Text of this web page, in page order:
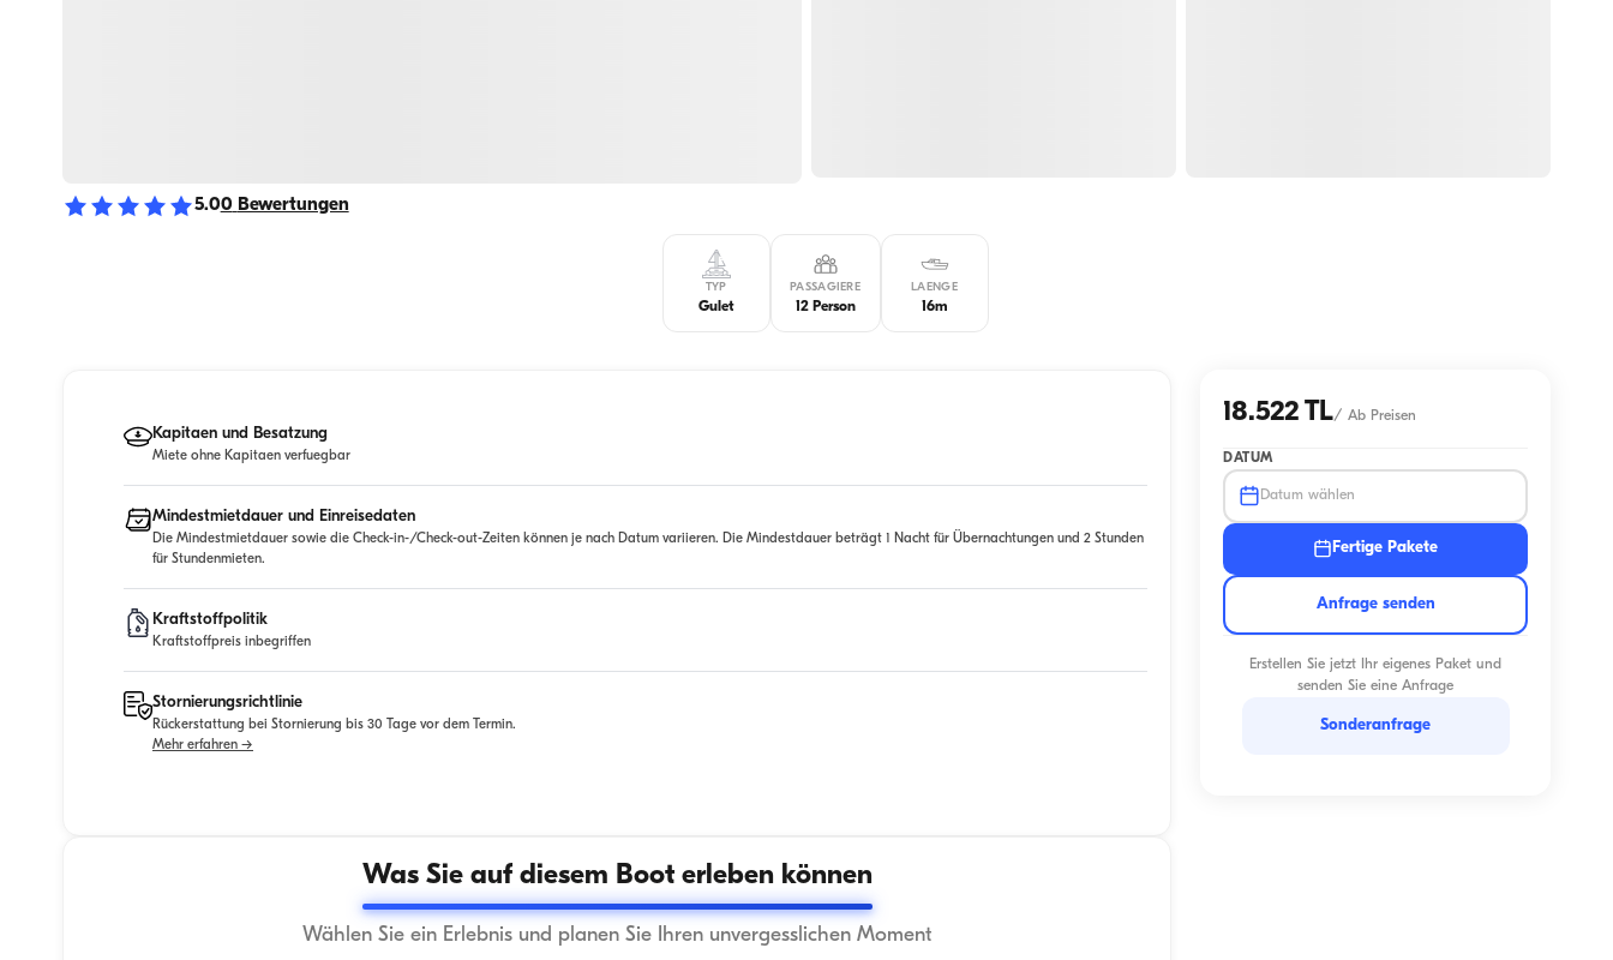
5.00 Bewertungen
TYP
Gulet
PASSAGIERE
12 Person
LAENGE
16m
Kapitaen und Besatzung
Miete ohne Kapitaen verfuegbar
Mindestmietdauer und Einreisedaten
Die Mindestmietdauer sowie die Check-in-/Check-out-Zeiten können je nach Datum variieren. Die Mindestdauer beträgt 1 Nacht für Übernachtungen und 2 Stunden
für Stundenmieten.
Kraftstoffpolitik
Kraftstoffpreis inbegriffen
Stornierungsrichtlinie
Rückerstattung bei Stornierung bis 30 Tage vor dem Termin.
Mehr erfahren →
Was Sie auf diesem Boot erleben können
Wählen Sie ein Erlebnis und planen Sie Ihren unvergesslichen Moment
18.522 TL/ Ab Preisen
DATUM
Datum wählen
Fertige Pakete
Anfrage senden
Erstellen Sie jetzt Ihr eigenes Paket und
senden Sie eine Anfrage
Sonderanfrage